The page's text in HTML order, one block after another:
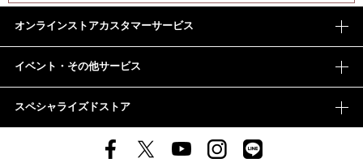
オンラインストアカスタマーサービス
イベント・その他サービス
スペシャライズドストア